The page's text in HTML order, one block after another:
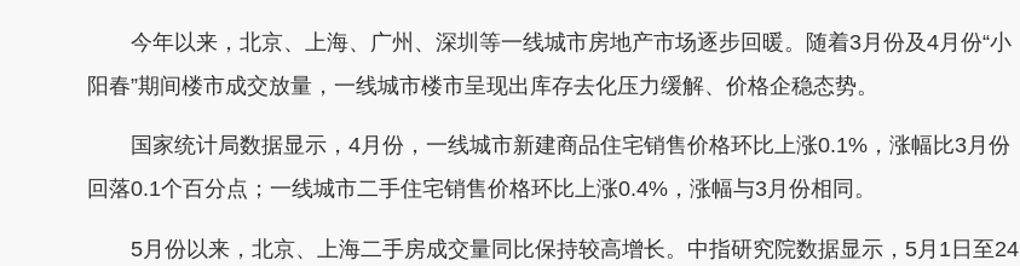
今年以来，北京、上海、广州、深圳等一线城市房地产市场逐步回暖。随着3月份及4月份“小
阳春”期间楼市成交放量，一线城市楼市呈现出库存去化压力缓解、价格企稳态势。
国家统计局数据显示，4月份，一线城市新建商品住宅销售价格环比上涨0.1%，涨幅比3月份
回落0.1个百分点；一线城市二手住宅销售价格环比上涨0.4%，涨幅与3月份相同。
5月份以来，北京、上海二手房成交量同比保持较高增长。中指研究院数据显示，5月1日至24